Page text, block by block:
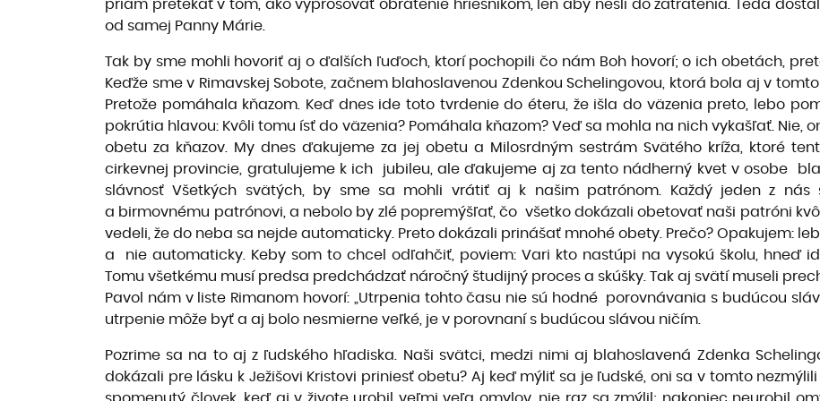
priam pretekať v tom, ako vyprosovať obrátenie hriešnikom, len aby nešli do zatratenia. Teda
od samej Panny Márie.
Tak by sme mohli hovoriť aj o ďalších ľuďoch, ktorí pochopili čo nám Boh hovorí; o ich obetách,
Keďže sme v Rimavskej Sobote, začnem blahoslavenou Zdenkou Schelingovou, ktorá bola aj v
Pretože pomáhala kňazom. Keď dnes ide toto tvrdenie do éteru, že išla do väzenia preto, lebo
pokrútia hlavou: Kvôli tomu ísť do väzenia? Pomáhala kňazom? Veď sa mohla na nich vykašľať. Nie,
obetu za kňazov. My dnes ďakujeme za jej obetu a Milosrdným sestrám Svätého kríža, ktoré
cirkevnej provincie, gratulujeme k ich jubileu, ale ďakujeme aj za tento nádherný kvet v osobe
slávnosť Všetkých svätých, by sme sa mohli vrátiť aj k našim patrónom. Každý jeden z nás
a birmovnému patrónovi, a nebolo by zlé popremýšľať, čo všetko dokázali obetovať naši patróni
vedeli, že do neba sa nejde automaticky. Preto dokázali prinášať mnohé obety. Prečo? Opakujem:
a nie automaticky. Keby som to chcel odľahčiť, poviem: Vari kto nastúpi na vysokú školu, hneď
Tomu všetkému musí predsa predchádzať náročný študijný proces a skúšky. Tak aj svätí museli
Pavol nám v liste Rimanom hovorí: „Utrpenia tohto času nie sú hodné porovnávania s budúcou
utrpenie môže byť a aj bolo nesmierne veľké, je v porovnaní s budúcou slávou ničím.
Pozrime sa na to aj z ľudského hľadiska. Naši svätci, medzi nimi aj blahoslavená Zdenka
dokázali pre lásku k Ježišovi Kristovi priniesť obetu? Aj keď mýliť sa je ľudské, oni sa v tomto